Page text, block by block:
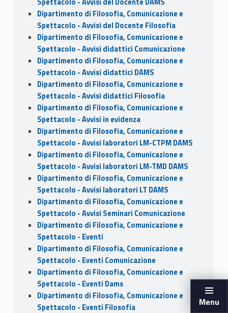
Menu
Dipartimento di Filosofia, Comunicazione e
Spettacolo - Avvisi del Docente Filosofia
Dipartimento di Filosofia, Comunicazione e
Spettacolo - Avvisi didattici Comunicazione
Dipartimento di Filosofia, Comunicazione e
Spettacolo - Avvisi didattici DAMS
Dipartimento di Filosofia, Comunicazione e
Spettacolo - Avvisi didattici Filosofia
Dipartimento di Filosofia, Comunicazione e
Spettacolo - Avvisi in evidenza
Dipartimento di Filosofia, Comunicazione e
Spettacolo - Avvisi laboratori LM-CTPM DAMS
Dipartimento di Filosofia, Comunicazione e
Spettacolo - Avvisi laboratori LM-TMD DAMS
Dipartimento di Filosofia, Comunicazione e
Spettacolo - Avvisi laboratori LT DAMS
Dipartimento di Filosofia, Comunicazione e
Spettacolo - Avvisi Seminari Comunicazione
Dipartimento di Filosofia, Comunicazione e
Spettacolo - Eventi
Dipartimento di Filosofia, Comunicazione e
Spettacolo - Eventi Comunicazione
Dipartimento di Filosofia, Comunicazione e
Spettacolo - Eventi Dams
Dipartimento di Filosofia, Comunicazione e
Spettacolo - Eventi Filosofia